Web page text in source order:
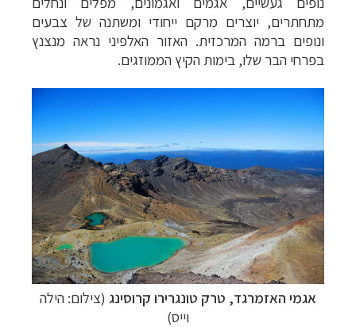
מתחתרים, יוצרים מרקם ייחודי ומשתנה של צבעים
ונופים ברמה המרכזית. האזור האלפיני נראה מנצנץ
בפרחי הבר שלו, בימות הקיץ הממוזגים.
אגמי האזמרגד, טרק טונגרירו קרוסינג (צילום: הילה
וייס)